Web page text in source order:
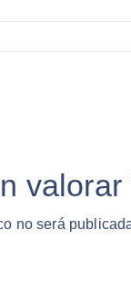
valorar
no será